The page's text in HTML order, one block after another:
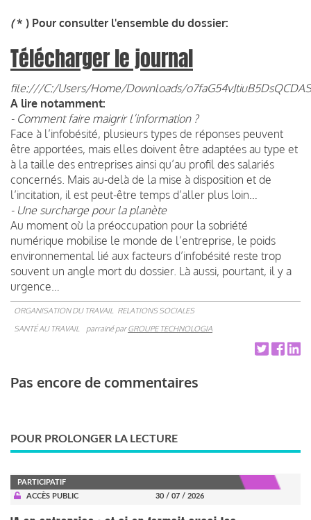
(* ) Pour consulter l'ensemble du dossier:
Télécharger le journal
file:///C:/Users/Home/Downloads/
A lire notamment:
- Comment faire maigrir l’information ?
Face à l’infobésité, plusieurs types de réponses peuvent
être apportées, mais elles doivent être adaptées au type et
à la taille des entreprises ainsi qu’au profil des salariés
concernés. Mais au-delà de la mise à disposition et de
l’incitation, il est peut-être temps d’aller plus loin…
- Une surcharge pour la planète
Au moment où la préoccupation pour la sobriété
numérique mobilise le monde de l’entreprise, le poids
environnemental lié aux facteurs d’infobésité reste trop
souvent un angle mort du dossier. Là aussi, pourtant, il y a
urgence…
ORGANISATION DU TRAVAIL RELATIONS SOCIALES
SANTÉ AU TRAVAIL
parrainé parGROUPE TECHNOLOGIA
Pas encore de commentaires
POUR PROLONGER LA LECTURE
PARTICIPATIF
ACCÈS PUBLIC
30 / 07 / 2026